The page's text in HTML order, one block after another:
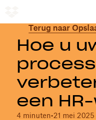
Terug naar
Hoe u
een
4 minuten•21 mei 2025